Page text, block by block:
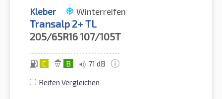
Kleber Winterreifen
Transalp 2+ TL
205/65R16107/105T
C B 71 dB
Reifen Vergleichen